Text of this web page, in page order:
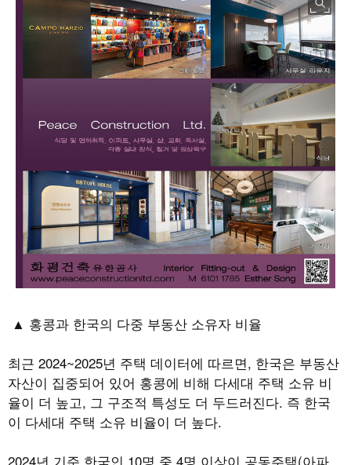
▲ 홍콩과 한국의 다중 부동산 소유자 비율
최근 2024~2025년 주택 데이터에 따르면, 한국은 부동산
자산이 집중되어 있어 홍콩에 비해 다세대 주택 소유 비
율이 더 높고, 그 구조적 특성도 더 두드러진다. 즉 한국
이 다세대 주택 소유 비율이 더 높다.
2024년 기준 한국인 10명 중 4명 이상이 공동주택(아파